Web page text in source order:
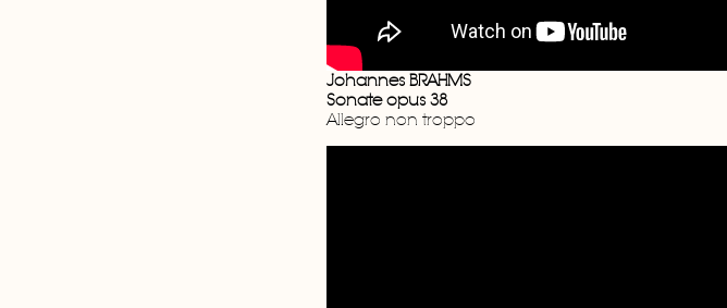
Johannes BRAHMS
Sonate opus 38
Allegro non troppo